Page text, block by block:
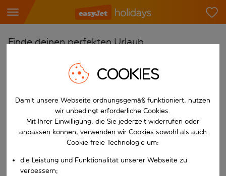
Finde deinen perfekten Urlaub
Flughafen wählen
Beginne mit der Eingabe für die automatische
Reiseziel wählen
Nach
Wähle ein Ab- und Rückflugdatum aus.
Reisezeitraum wählen
Wann
Wer
COOKIES
Damit unsere Webseite ordnungsgemäß funktioniert, nutzen
wir unbedingt erforderliche Cookies.
Mit Ihrer Einwilligung, die Sie jederzeit widerrufen oder
anpassen können, verwenden wir Cookies sowohl als auch
Cookie freie Technologie um:
die Leistung und Funktionalität unserer Webseite zu
verbessern;